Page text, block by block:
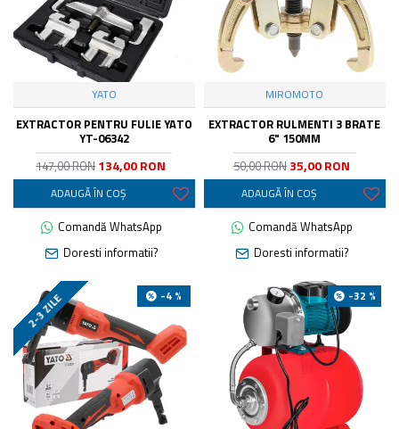
YATO
EXTRACTOR PENTRU FULIE YATO
YT-06342
147,00 RON134,00 RON
ADAUGĂ ÎN COŞ
Comandă WhatsApp
Doresti informatii?
MIROMOTO
EXTRACTOR RULMENTI 3 BRATE
6" 150MM
50,00 RON 35,00 RON
ADAUGĂ ÎN COŞ
Comandă WhatsApp
Doresti informatii?
-4 %
2-3 ZILE -32 %